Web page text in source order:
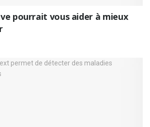
pourrait vous aider à mieux